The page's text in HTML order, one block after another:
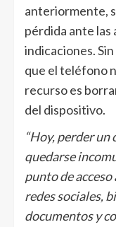
anteriormente,
pérdida ante las
indicaciones.
que el teléfono
recurso es
del dispositivo.
“Hoy, perder
quedarse
punto de
redes sociales,
documentos y